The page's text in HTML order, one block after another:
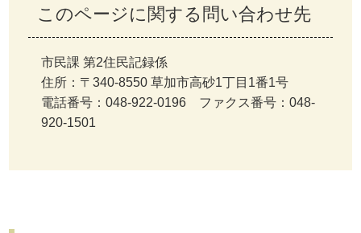
このページに関する問い合わせ先
市民課 第2住民記録係
住所：〒340-8550 草加市高砂1丁目1番1号
電話番号：048-922-0196 ファクス番号：048-
920-1501